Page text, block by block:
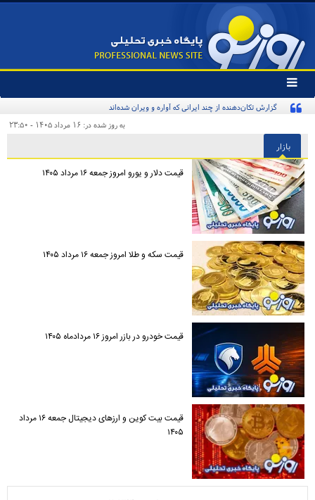
تغییر
وضعیت
منوی
ها
گزارش تکان‌دهنده از چند ایرانی که آواره و ویران شده‌اند
به روز شده در: ۱۶ مرداد ۱۴۰۵ - ۲۳:۵۰
بازار
قیمت دلار و یورو امروز جمعه ۱۶ مرداد ۱۴۰۵
قیمت سکه و طلا امروز جمعه ۱۶ مرداد ۱۴۰۵
قیمت خودرو در بازر امروز ۱۶ مردادماه ۱۴۰۵
قیمت بیت کوین و ارز‌های دیجیتال جمعه ۱۶ مرداد
۱۴۰۵